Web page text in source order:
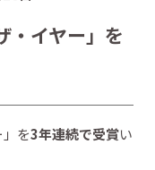
・イヤー」を
を3年連続で受賞い